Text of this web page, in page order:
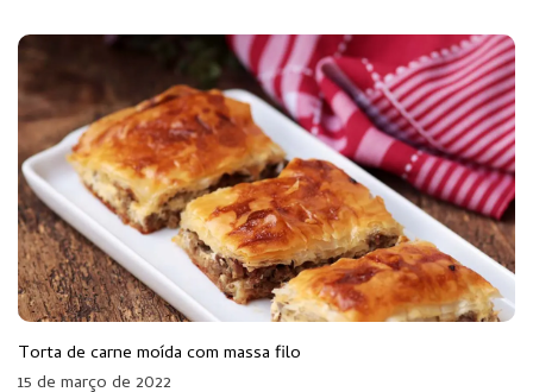
Torta de carne moída com massa filo
15 de março de 2022